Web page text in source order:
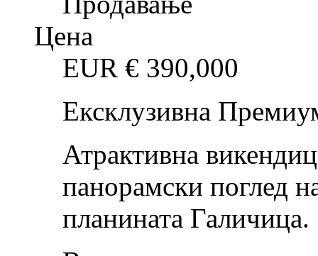
Цена
EUR € 390,000
Ексклузивна
Атрактивна
панорамски поглед
планината Галичица.